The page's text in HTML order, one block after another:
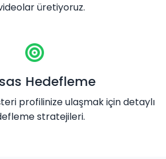
üretiyoruz.
Hedefleme
profilinize ulaşmak için detaylı
stratejileri.